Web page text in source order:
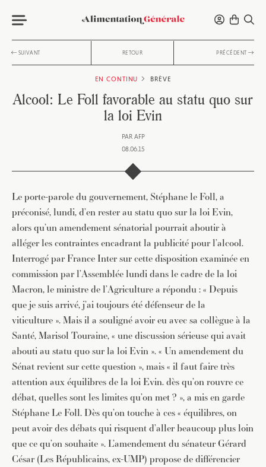
SUIVANT RETOUR PRÉCÉDENT
EN CONTINU BRÈVE
Alcool: Le Foll favorable au statu quo sur
la loi Evin
PAR AFP
08.06.15
Le porte-parole du gouvernement, Stéphane le Foll, a
préconisé, lundi, d’en rester au statu quo sur la loi Evin,
alors qu’un amendement sénatorial pourrait aboutir à
alléger les contraintes encadrant la publicité pour l’alcool.
Interrogé par France Inter sur cette disposition examinée en
commission par l’Assemblée lundi dans le cadre de la loi
Macron, le ministre de l’Agriculture a répondu : « Depuis
que je suis arrivé, j’ai toujours été défenseur de la
viticulture ». Mais il a souligné avoir eu avec sa collègue à la
Santé, Marisol Touraine, « une discussion sérieuse qui avait
abouti au statu quo sur la loi Evin ». « Un amendement du
Sénat revient sur cette question », mais « il faut faire très
attention aux équilibres de la loi Evin. dès qu’on rouvre ce
débat, quelles sont les limites qu’on met ? », a mis en garde
Stéphane Le Foll. Dès qu’on touche à ces « équilibres, on
peut avoir des débats qui risquent d’aller beaucoup plus loin
que ce qu’on souhaite ». L’amendement du sénateur Gérard
César (Les Républicains, ex-UMP) propose de différencier